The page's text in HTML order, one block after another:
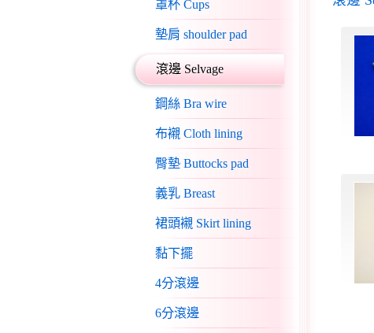
罩杯 Cups
墊肩 shoulder pad
滾邊 Selvage
鋼絲 Bra wire
布襯 Cloth lining
臀墊 Buttocks pad
義乳 Breast
裙頭襯 Skirt lining
黏下擺
4分滾邊
6分滾邊